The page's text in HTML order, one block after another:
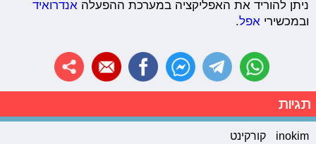
ניתן להוריד את האפליקציה במערכת ההפעלהאנדרואיד
ובמכשיריאפל.
תגיות
inokim קורקינט